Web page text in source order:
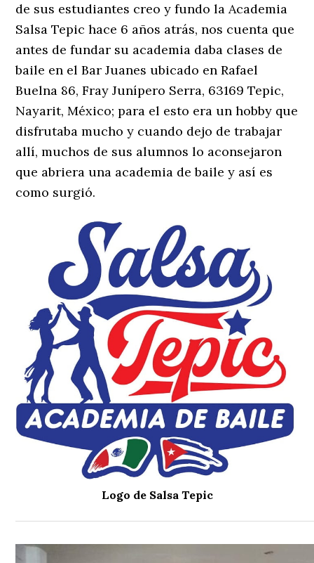
de sus estudiantes creo y fundo la Academia
Salsa Tepic hace 6 años atrás, nos cuenta que
antes de fundar su academia daba clases de
baile en el Bar Juanes ubicado en Rafael
Buelna 86, Fray Junípero Serra, 63169 Tepic,
Nayarit, México; para el esto era un hobby que
disfrutaba mucho y cuando dejo de trabajar
allí, muchos de sus alumnos lo aconsejaron
que abriera una academia de baile y así es
como surgió.
Logo de Salsa Tepic